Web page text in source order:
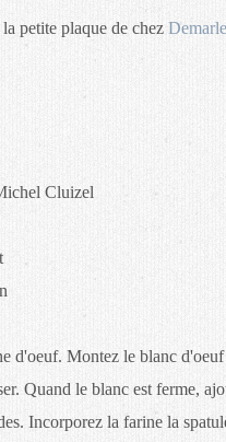
petite plaque de chez Demarle
Cluizel
d'oeuf. Montez le blanc
Quand le blanc est ferme,
Incorporez la farine la